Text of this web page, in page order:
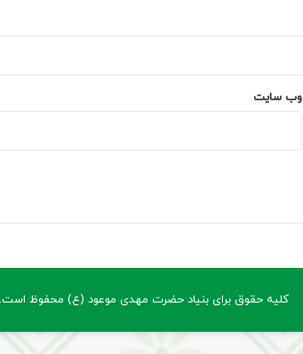
وب‌ سایت
کلیه حقوق برای بنیاد حضرت مهدی موعود (ع) محفوظ است.